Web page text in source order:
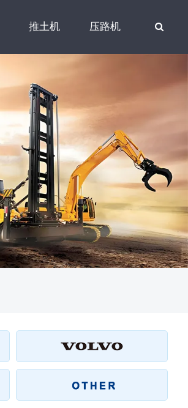
推土机 压路机